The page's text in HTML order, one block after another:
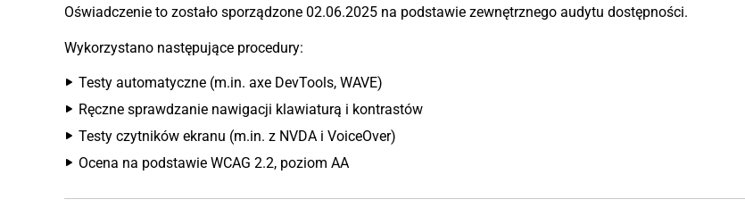
Oświadczenie to zostało sporządzone 02.06.2025 na podstawie zewnętrznego audytu dostępności.
Wykorzystano następujące procedury:
Testy automatyczne (m.in. axe DevTools, WAVE)
Ręczne sprawdzanie nawigacji klawiaturą i kontrastów
Testy czytników ekranu (m.in. z NVDA i VoiceOver)
Ocena na podstawie WCAG 2.2, poziom AA